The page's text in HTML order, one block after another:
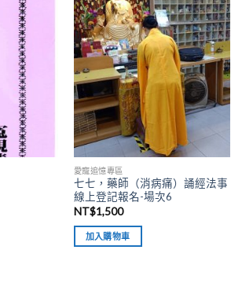
加入
「願
望清
單」
愛寵追憶專區
七七，藥師（消病痛）誦經法事
線上登記報名-場次6
NT$1,500
加入購物車